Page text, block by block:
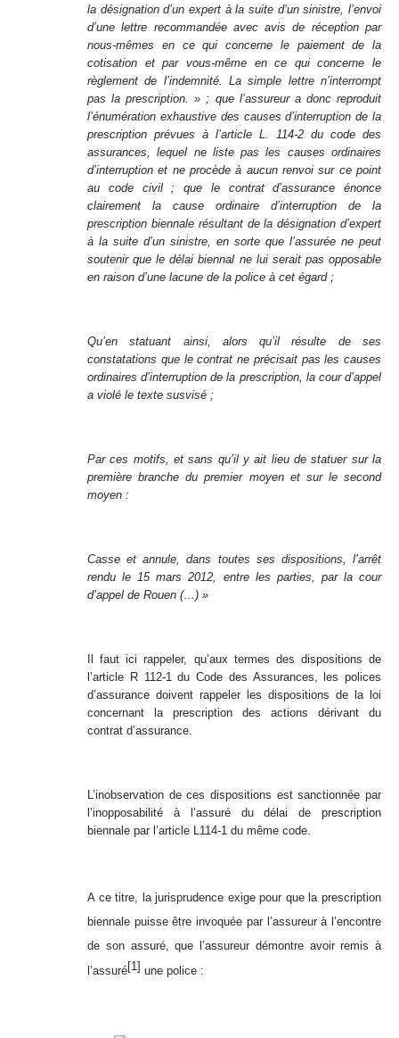
la désignation d’un expert à la suite d’un sinistre, l’envoi
d’une lettre recommandée avec avis de réception par
nous-mêmes en ce qui concerne le paiement de la
cotisation et par vous-même en ce qui concerne le
règlement de l’indemnité. La simple lettre n’interrompt
pas la prescription. » ; que l’assureur a donc reproduit
l’énumération exhaustive des causes d’interruption de la
prescription prévues à l’article L. 114-2 du code des
assurances, lequel ne liste pas les causes ordinaires
d’interruption et ne procède à aucun renvoi sur ce point
au code civil ; que le contrat d’assurance énonce
clairement la cause ordinaire d’interruption de la
prescription biennale résultant de la désignation d’expert
à la suite d’un sinistre, en sorte que l’assurée ne peut
soutenir que le délai biennal ne lui serait pas opposable
en raison d’une lacune de la police à cet égard ;
Qu’en statuant ainsi, alors qu’il résulte de ses
constatations que le contrat ne précisait pas les causes
ordinaires d’interruption de la prescription, la cour d’appel
a violé le texte susvisé ;
Par ces motifs, et sans qu’il y ait lieu de statuer sur la
première branche du premier moyen et sur le second
moyen :
Casse et annule, dans toutes ses dispositions, l’arrêt
rendu le 15 mars 2012, entre les parties, par la cour
d’appel de Rouen (…) »
Il faut ici rappeler, qu’aux termes des dispositions de
l’article R 112-1 du Code des Assurances, les polices
d’assurance doivent rappeler les dispositions de la loi
concernant la prescription des actions dérivant du
contrat d’assurance.
L’inobservation de ces dispositions est sanctionnée par
l’inopposabilité à l’assuré du délai de prescription
biennale par l’article L114-1 du même code.
A ce titre, la jurisprudence exige pour que la prescription
biennale puisse être invoquée par l’assureur à l’encontre
de son assuré, que l’assureur démontre avoir remis à
l’assuré[1] une police :